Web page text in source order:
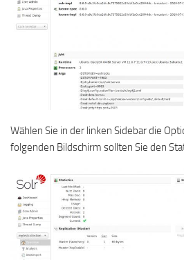
Wählen Sie in der linken Sidebar die
folgenden Bildschirm sollten Sie den